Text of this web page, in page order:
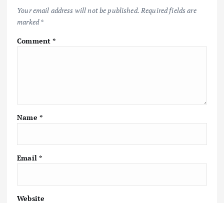
Your email address will not be published. Required fields are
marked*
Comment*
Name *
Email *
Website